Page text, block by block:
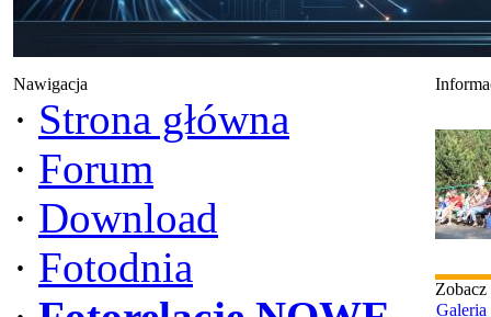
Nawigacja
· Strona główna
· Forum
· Download
· Fotodnia
Zobacz
Galeria